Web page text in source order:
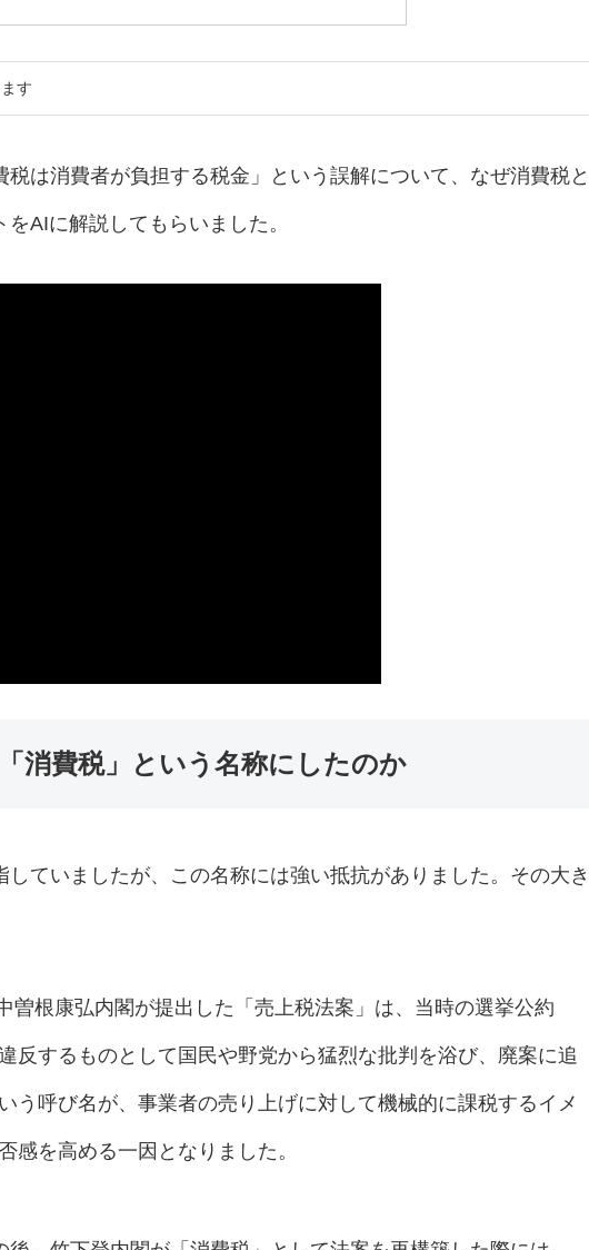
す
は消費者が負担する税金」という誤解について、なぜ消費税と
AIに解説してもらいました。
消費税」という名称にしたのか
ていましたが、この名称には強い抵抗がありました。その大き
曽根康弘内閣が提出した「売上税法案」は、当時の選挙公約
反するものとして国民や野党から猛烈な批判を浴び、廃案に追
う呼び名が、事業者の売り上げに対して機械的に課税するイメ
感を高める一因となりました。